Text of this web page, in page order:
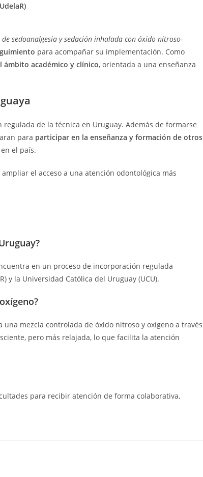
sedoanalgesia y sedación inhalada con óxido nitroso-
para acompañar su implementación. Como
ámbito académico y clínico, orientada a una enseñanza
de la técnica en Uruguay. Además de formarse
para participar en la enseñanza y formación de otros
el país.
el acceso a una atención odontológica más
en un proceso de incorporación regulada
y la Universidad Católica del Uruguay (UCU).
mezcla controlada de óxido nitroso y oxígeno a través
pero más relajada, lo que facilita la atención
para recibir atención de forma colaborativa,